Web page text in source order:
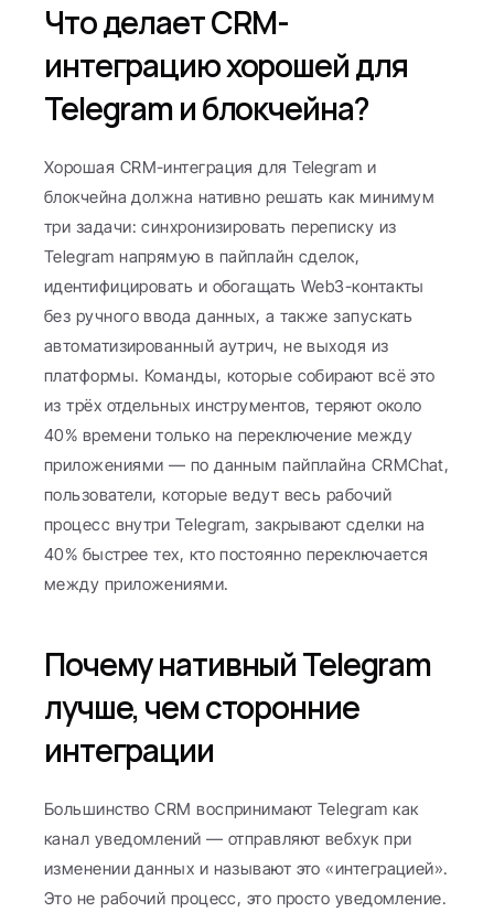
Что делает CRM-
интеграцию хорошей для
Telegram и блокчейна?
Хорошая CRM-интеграция для Telegram и
блокчейна должна нативно решать как минимум
три задачи: синхронизировать переписку из
Telegram напрямую в пайплайн сделок,
идентифицировать и обогащать Web3-контакты
без ручного ввода данных, а также запускать
автоматизированный аутрич, не выходя из
платформы. Команды, которые собирают всё это
из трёх отдельных инструментов, теряют около
40% времени только на переключение между
приложениями — по данным пайплайна CRMChat,
пользователи, которые ведут весь рабочий
процесс внутри Telegram, закрывают сделки на
40% быстрее тех, кто постоянно переключается
между приложениями.
Почему нативный Telegram
лучше, чем сторонние
интеграции
Большинство CRM воспринимают Telegram как
канал уведомлений — отправляют вебхук при
изменении данных и называют это «интеграцией».
Это не рабочий процесс, это просто уведомление.